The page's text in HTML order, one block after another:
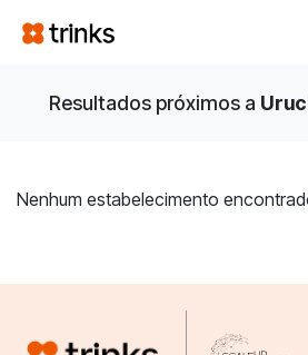
Resultados próximos a
Nenhum estabelecimento